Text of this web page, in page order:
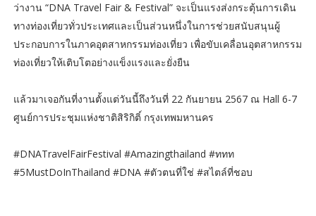
ว่างาน “DNA Travel Fair & Festival” จะเป็นแรงส่งกระตุ้นการเดิน
ทางท่องเที่ยวทั่วประเทศและเป็นส่วนหนึ่งในการช่วยสนับสนุนผู้
ประกอบการในภาคอุตสาหกรรมท่องเที่ยว เพื่อขับเคลื่อนอุตสาหกรรม
ท่องเที่ยวให้เติบโตอย่างแข็งแรงและยั่งยืน
แล้วมาเจอกันที่งานตั้งแต่วันนี้ถึงวันที่ 22 กันยายน 2567 ณ Hall 6-7
ศูนย์การประชุมแห่งชาติสิริกิติ์ กรุงเทพมหานคร
#DNATravelFairFestival #Amazingthailand #ททท
#5MustDoInThailand #DNA #ตัวตนที่ใช่ #สไตล์ที่ชอบ